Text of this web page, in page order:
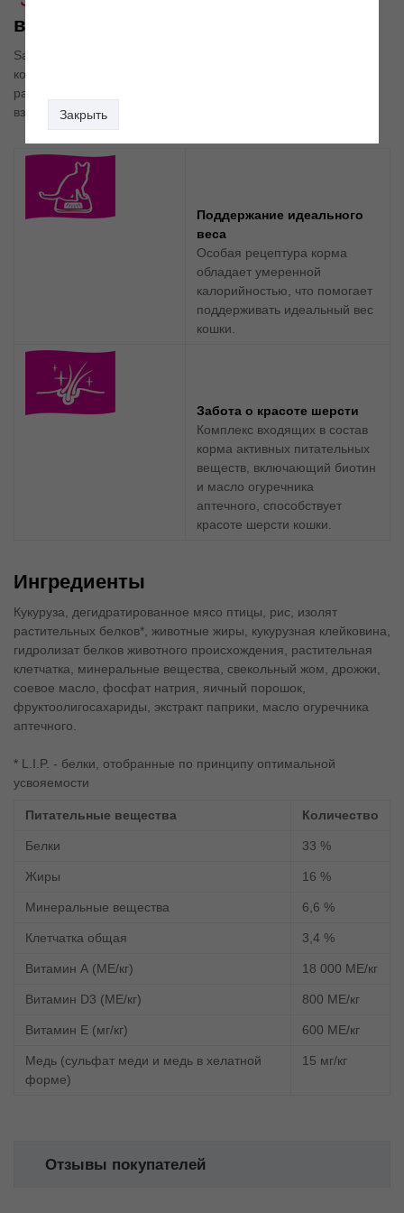
Закрыть
вкусу продукта
Savour sensation (Сейвор сенсейшн) – это полнорационный
корм для привередливых кошек с двумя типами крокет,
различных по форме, текстуре и составу, обладающих
взаимодополняющими свойствами.
Поддержание идеального
веса
Особая рецептура корма
обладает умеренной
калорийностью, что помогает
поддерживать идеальный вес
кошки.
Забота о красоте шерсти
Комплекс входящих в состав
корма активных питательных
веществ, включающий биотин
и масло огуречника
аптечного, способствует
красоте шерсти кошки.
Ингредиенты
Кукуруза, дегидратированное мясо птицы, рис, изолят
растительных белков*, животные жиры, кукурузная клейковина,
гидролизат белков животного происхождения, растительная
клетчатка, минеральные вещества, свекольный жом, дрожжи,
соевое масло, фосфат натрия, яичный порошок,
фруктоолигосахариды, экстракт паприки, масло огуречника
аптечного.
* L.I.P. - белки, отобранные по принципу оптимальной
усвояемости
Питательные вещества Количество
Белки 33 %
Жиры 16 %
Минеральные вещества 6,6 %
Клетчатка общая 3,4 %
Витамин А (МЕ/кг) 18 000 МЕ/кг
Витамин D3 (МЕ/кг) 800 МЕ/кг
Витамин Е (мг/кг) 600 МЕ/кг
Медь (сульфат меди и медь в хелатной
форме)
15 мг/кг
Отзывы покупателей